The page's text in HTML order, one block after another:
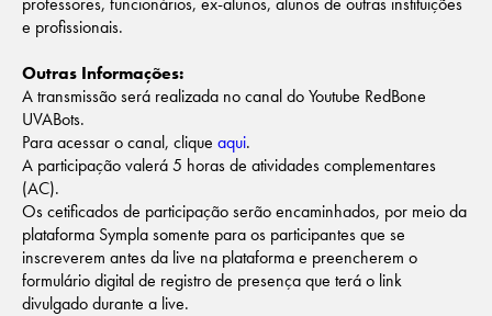
e profissionais.
Outras Informações:
A transmissão será realizada no canal do Youtube RedBone
UVABots.
Para acessar o canal, clique aqui.
A participação valerá 5 horas de atividades complementares
(AC).
Os cetificados de participação serão encaminhados, por meio da
plataforma Sympla somente para os participantes que se
inscreverem antes da live na plataforma e preencherem o
formulário digital de registro de presença que terá o link
divulgado durante a live.